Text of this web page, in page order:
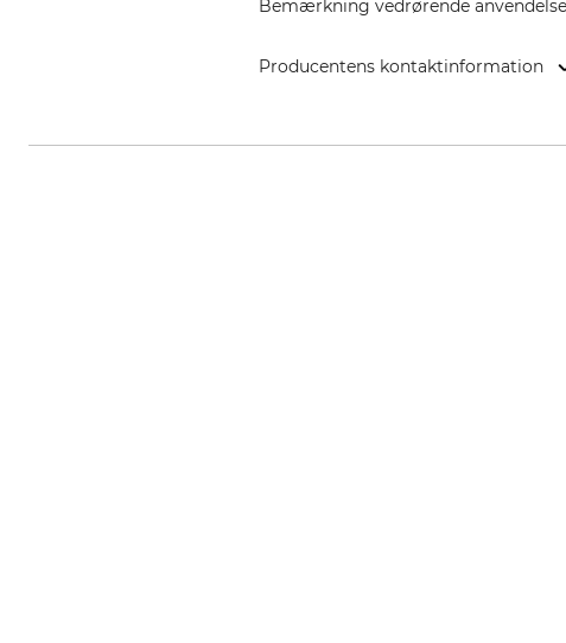
Bemærkning vedrørende
Producentens kontaktinformation